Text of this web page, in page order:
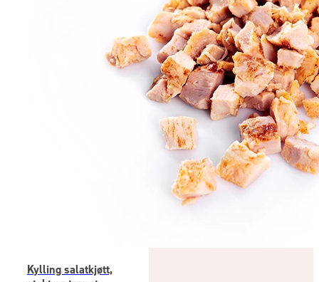
Kylling salatkjøtt,